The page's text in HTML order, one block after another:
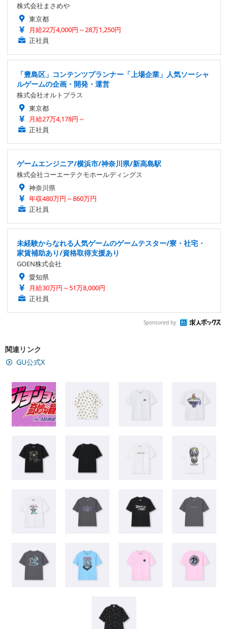
株式会社まさめや
東京都
月給22万4,000円～28万1,250円
正社員
「豊島区」コンテンツプランナー「上場企業」人気ソーシャ
ルゲームの企画・開発・運営
株式会社オルトプラス
東京都
月給27万4,178円～
正社員
ゲームエンジニア/横浜市/神奈川県/新高島駅
株式会社コーエーテクモホールディングス
神奈川県
年収480万円～860万円
正社員
未経験からなれる人気ゲームのゲームテスター/寮・社宅・
家賃補助あり/資格取得支援あり
GOEN株式会社
愛知県
月給30万円～51万8,000円
正社員
Sponsored by
関連リンク
GU公式X